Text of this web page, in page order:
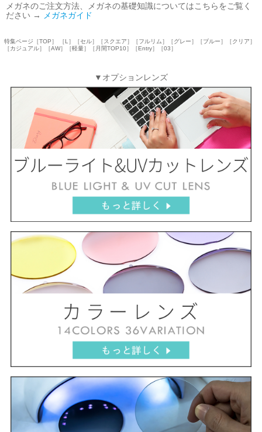
メガネのご注文方法、メガネの基礎知識についてはこちらをご覧く
ださい →
メガネガイド
特集ページ［TOP］ ［L］［セル］［スクエア］［フルリム］［グレー］［ブルー］［クリア］
［カジュアル］［AW］［軽量］［月間TOP10］［Entry］［03］
▼オプションレンズ